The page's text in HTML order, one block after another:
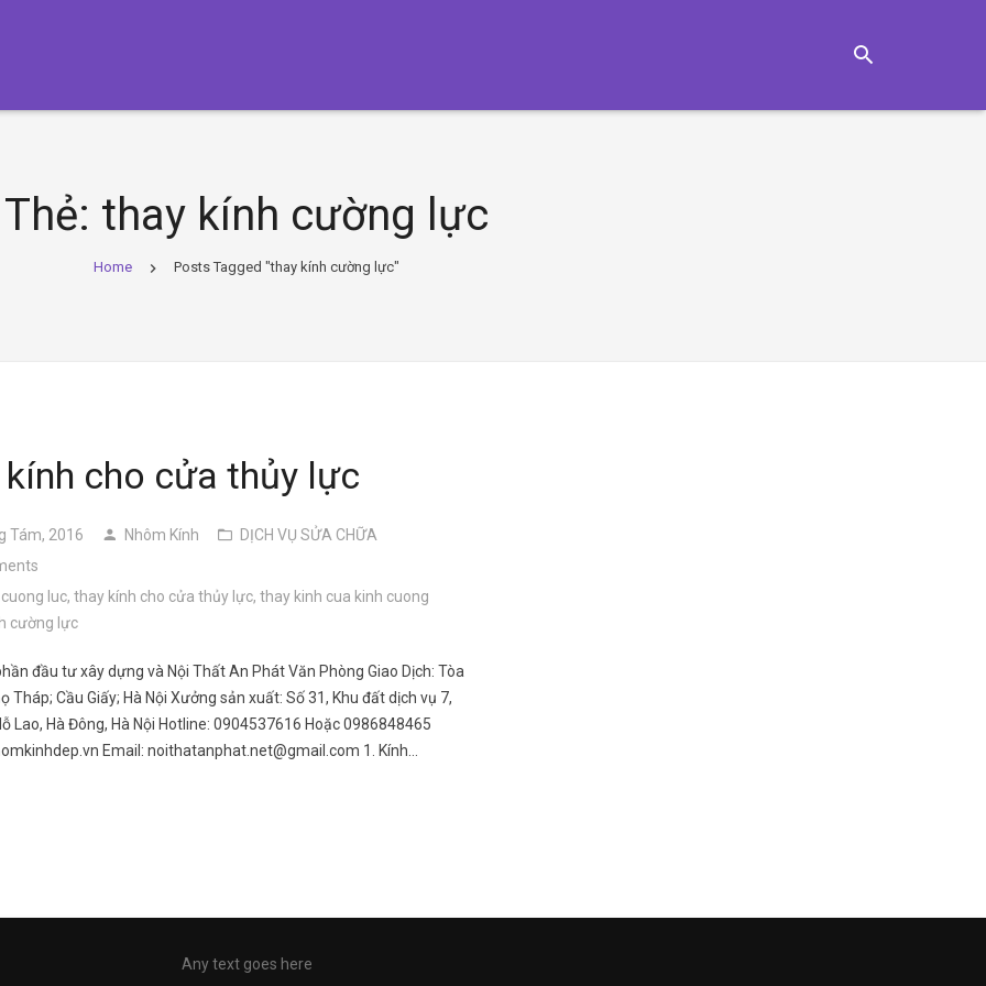
Thẻ: thay kính cường lực
Home Posts Tagged "thay kính cường lực"
kính cho cửa thủy lực
Tám, 2016 Nhôm Kính
DỊCH VỤ SỬA CHỮA
luc,thay kính cho cửa thủy lực,thay kinh cua kinh cuong
cường lực
đầu tư xây dựng và Nội Thất An Phát Văn Phòng Giao Dịch: Tòa
Tháp; Cầu Giấy; Hà Nội Xưởng sản xuất: Số 31, Khu đất dịch vụ 7,
Lao, Hà Đông, Hà Nội Hotline: 0904537616 Hoặc 0986848465
Email: noithatanphat.net@gmail.com 1. Kính…
Any text goes here